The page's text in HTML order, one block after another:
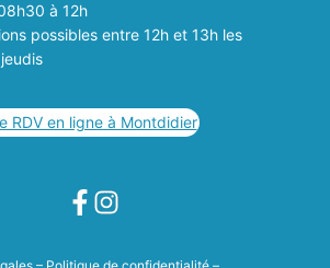
à 12h
possibles entre 12h et 13h les
RDV en ligne à Montdidier